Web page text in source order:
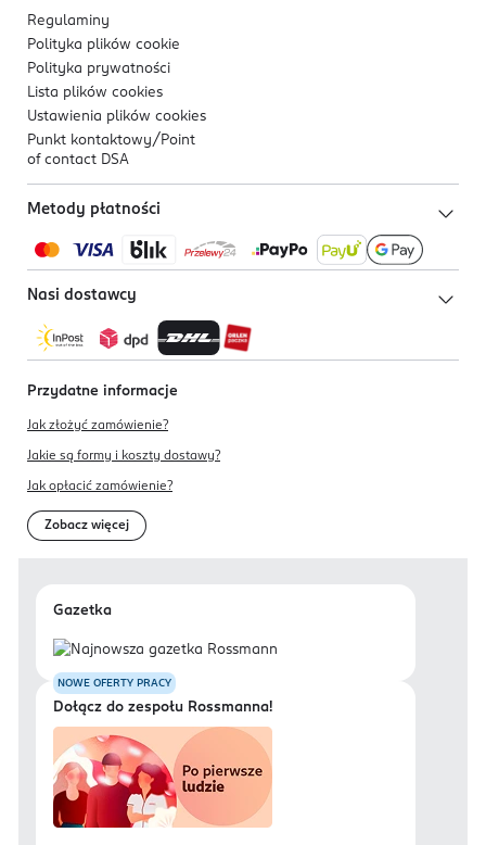
Regulaminy
Polityka plików cookie
Polityka prywatności
Lista plików cookies
Ustawienia plików cookies
Punkt kontaktowy/ Point
of contact DSA
Metody płatności
Nasi dostawcy
Przydatne informacje
Jak złożyć zamówienie?
Jakie są formy i koszty dostawy?
Jak opłacić zamówienie?
Zobacz więcej
Gazetka
NOWE OFERTY PRACY
Dołącz do zespołu Rossmanna!